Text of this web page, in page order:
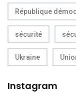
République
sécurité
Ukraine
Instagram